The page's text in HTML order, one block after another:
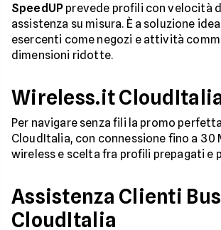
SpeedUP prevede profili con velocità
assistenza su misura. È a soluzione
esercenti come negozi e attività
dimensioni ridotte.
Wireless.it
Per navigare senza fili la promo
CloudItalia, con connessione fino a 30
wireless e scelta fra profili prepagati e
Assistenza Clienti
CloudItalia